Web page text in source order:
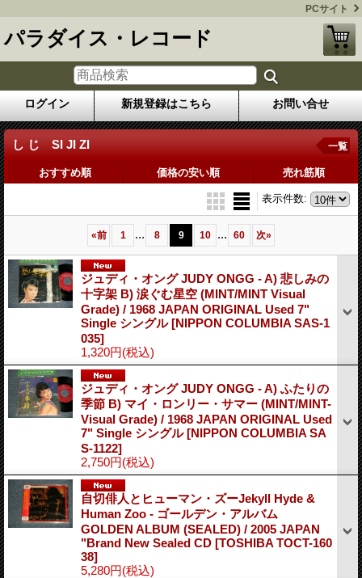
PCサイト
パラダイス・レコード
ログイン 新規登録はこちら お問い合せ
し じ SI JI ZI 一覧
おすすめ順 価格の安い順 売れ筋順
表示件数:
«前 1 ... 8 9 10 ... 60 次»
ジュディ・オング JUDY ONGG - A) 悲しみの
十字架 B) 涙ぐむ星空 (MINT/MINT Visual
Grade) / 1968 JAPAN ORIGINAL Used 7"
Single シングル[NIPPON COLUMBIA SAS-1
035]
1,320円(税込)
ジュディ・オング JUDY ONGG - A) ふたりの
季節 B) マイ・ロンリー・サマー (MINT/MINT-
Visual Grade) / 1968 JAPAN ORIGINAL Used
7" Single シングル[NIPPON COLUMBIA SA
S-1122]
2,750円(税込)
自切俳人とヒューマン・ズーJekyll Hyde &
Human Zoo - ゴールデン・アルバム
GOLDEN ALBUM (SEALED) / 2005 JAPAN
"Brand New Sealed CD [TOSHIBA TOCT-160
38]
5,280円(税込)